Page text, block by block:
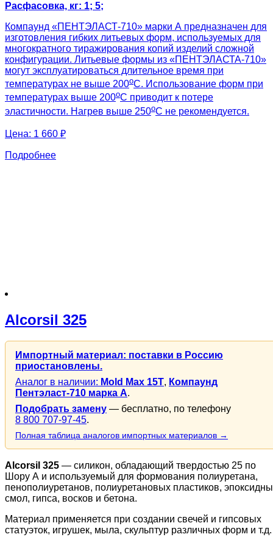
Расфасовка, кг: 1; 5;
Компаунд «ПЕНТЭЛАСТ-710» марки А предназначен для
изготовления гибких литьевых форм, используемых для
многократного тиражирования копий изделий сложной
конфигурации. Литьевые формы из «ПЕНТЭЛАСТА-710»
могут эксплуатироваться длительное время при
температурах не выше 200оС. Использование форм при
температурах выше 200оС приводит к потере
эластичности. Нагрев выше 250оС не рекомендуется.
Цена: 1 660 ₽
Подробнее
Alcorsil 325
Импортный материал: поставки в Россию
приостановлены.
Аналог в наличии: Mold Max 15T, Компаунд
Пентэласт-710 марка А.
Подобрать замену — бесплатно, по телефону
8 800 707-97-45.
Полная таблица аналогов импортных материалов →
Alcorsil 325 — силикон, обладающий твердостью 25 по
Шору А и используемый для формования полиуретана,
пенополиуретанов, полиуретановых пластиков,
смол, гипса, восков и бетона.
Материал применяется при создании свечей и гипсовых
статуэток, игрушек, мыла, скульптур различных форм и т.д.